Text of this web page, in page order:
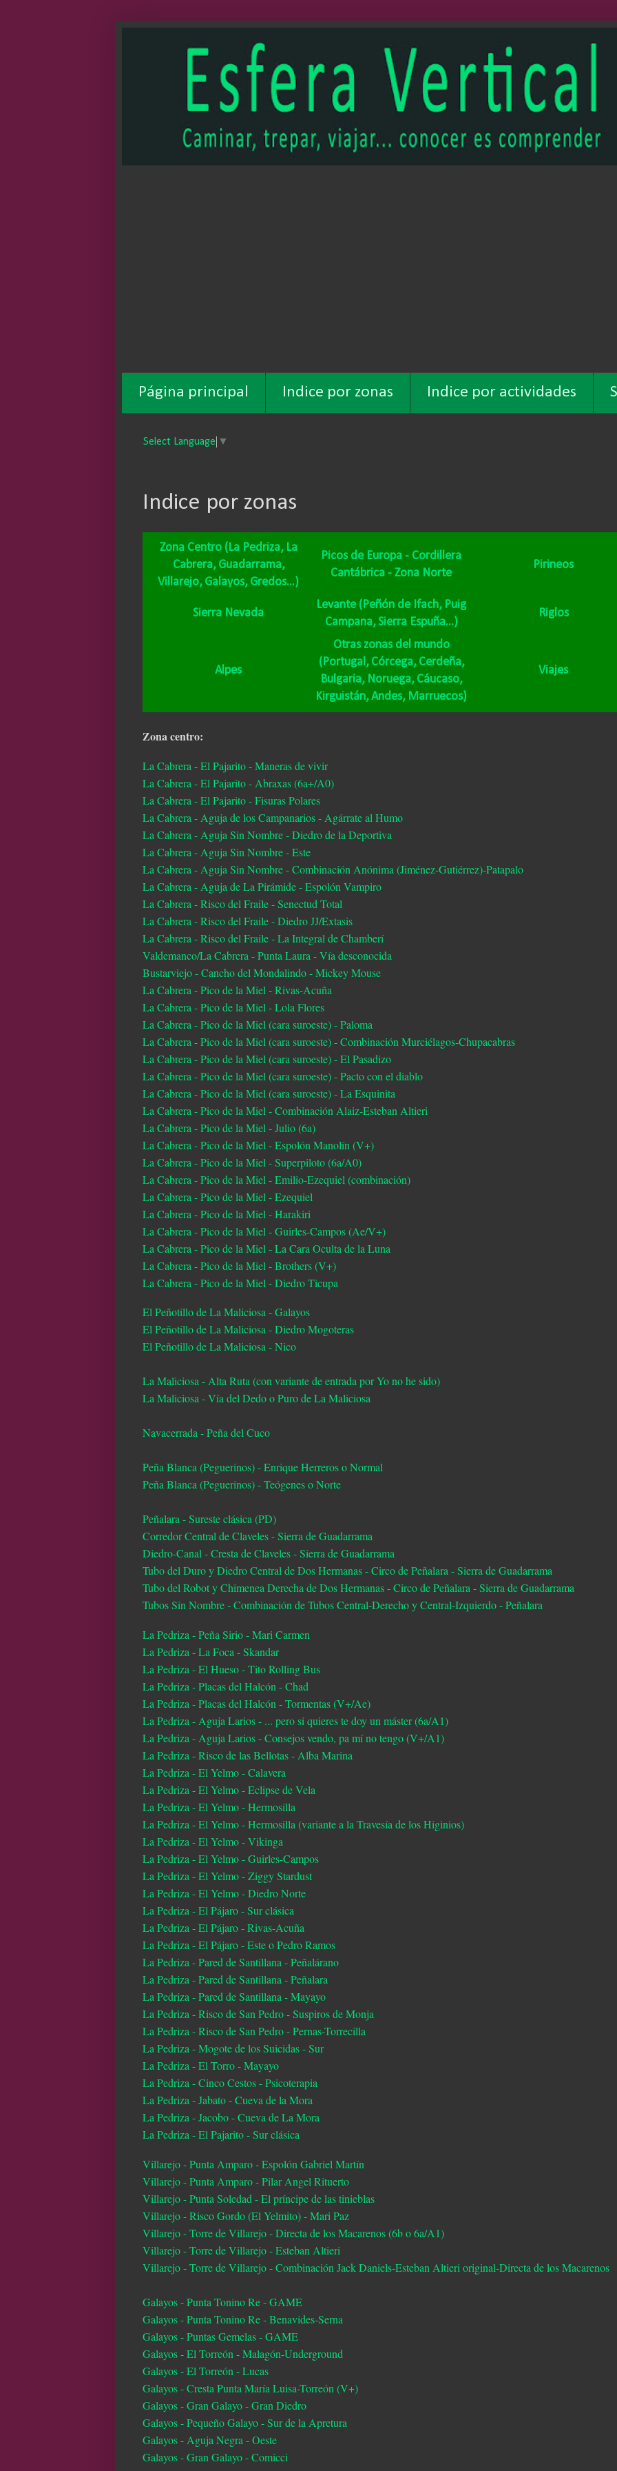
Página principal Indice por zonas Indice por actividades
Select Language ▼
Indice por zonas
Zona Centro (La Pedriza, La
Cabrera, Guadarrama,
Villarejo, Galayos, Gredos...)
Picos de Europa - Cordillera
Cantábrica - Zona Norte
Pirineos
Sierra Nevada
Levante (Peñón de Ifach, Puig
Campana, Sierra Espuña...)
Riglos
Alpes
Otras zonas del mundo
(Portugal, Córcega, Cerdeña,
Bulgaria,Noruega, Cáucaso,
Kirguistán, Andes, Marruecos)
Viajes
Zona centro:
La Cabrera - El Pajarito -Maneras de vivir
La Cabrera - El Pajarito - Abraxas (6a+/A0)
La Cabrera - El Pajarito - Fisuras Polares
La Cabrera - Aguja de los Campanarios - Agárrate al Humo
La Cabrera - Aguja Sin Nombre - Diedro de la Deportiva
La Cabrera - Aguja Sin Nombre - Este
La Cabrera - Aguja Sin Nombre - Combinación Anónima (Jiménez-Gutiérrez)-Patapalo
La Cabrera - Aguja de La Pirámide - Espolón Vampiro
La Cabrera - Risco del Fraile - Senectud Total
La Cabrera - Risco del Fraile - Diedro JJ/Extasis
La Cabrera - Risco del Fraile - La Integral de Chamberí
Valdemanco/La Cabrera - Punta Laura - Vía desconocida
Bustarviejo - Cancho del Mondalindo - Mickey Mouse
La Cabrera - Pico de la Miel - Rivas-Acuña
La Cabrera - Pico de la Miel - Lola Flores
La Cabrera - Pico de la Miel (cara suroeste) - Paloma
La Cabrera - Pico de la Miel (cara suroeste) - Combinación Murciélagos-Chupacabras
La Cabrera - Pico de la Miel (cara suroeste) - El Pasadizo
La Cabrera - Pico de la Miel (cara suroeste) - Pacto con el diablo
La Cabrera - Pico de la Miel (cara suroeste) - La Esquinita
La Cabrera - Pico de la Miel - Combinación Alaiz-Esteban Altieri
La Cabrera - Pico de la Miel - Julio (6a)
La Cabrera - Pico de la Miel - Espolón Manolín (V+)
La Cabrera - Pico de la Miel - Superpiloto (6a/A0)
La Cabrera - Pico de la Miel - Emilio-Ezequiel (combinación)
La Cabrera - Pico de la Miel - Ezequiel
La Cabrera - Pico de la Miel - Harakiri
La Cabrera - Pico de la Miel - Guirles-Campos (Ae/V+)
La Cabrera - Pico de la Miel - La Cara Oculta de la Luna
La Cabrera - Pico de la Miel - Brothers (V+)
La Cabrera - Pico de la Miel - Diedro Ticupa
El Peñotillo de La Maliciosa - Galayos
El Peñotillo de La Maliciosa - Diedro Mogoteras
El Peñotillo de La Maliciosa - Nico
La Maliciosa - Alta Ruta (con variante de entrada por Yo no he sido)
La Maliciosa - Vía del Dedo o Puro de La Maliciosa
Navacerrada - Peña del Cuco
Peña Blanca (Peguerinos) - Enrique Herreros o Normal
Peña Blanca (Peguerinos) - Teógenes o Norte
Peñalara - Sureste clásica (PD)
Corredor Central de Claveles - Sierra de Guadarrama
Diedro-Canal - Cresta de Claveles - Sierra de Guadarrama
Tubo del Duro y Diedro Central de Dos Hermanas - Circo de Peñalara - Sierra de Guadarrama
Tubo del Robot y Chimenea Derecha de Dos Hermanas - Circo de Peñalara - Sierra de Guadarrama
Tubos Sin Nombre - Combinación de Tubos Central-Derecho y Central-Izquierdo - Peñalara
La Pedriza - Peña Sirio - Mari Carmen
La Pedriza - La Foca - Skandar
La Pedriza - El Hueso - Tito Rolling Bus
La Pedriza - Placas del Halcón - Chad
La Pedriza - Placas del Halcón - Tormentas (V+/Ae)
La Pedriza - Aguja Larios - ... pero si quieres te doy un máster (6a/A1)
La Pedriza - Aguja Larios - Consejos vendo, pa mí no tengo (V+/A1)
La Pedriza - Risco de las Bellotas - Alba Marina
La Pedriza - El Yelmo - Calavera
La Pedriza - El Yelmo - Eclipse de Vela
La Pedriza - El Yelmo - Hermosilla
La Pedriza - El Yelmo - Hermosilla (variante a la Travesía de los Higinios)
La Pedriza - El Yelmo - Vikinga
La Pedriza - El Yelmo - Guirles-Campos
La Pedriza - El Yelmo - Ziggy Stardust
La Pedriza - El Yelmo - Diedro Norte
La Pedriza - El Pájaro - Sur clásica
La Pedriza - El Pájaro - Rivas-Acuña
La Pedriza - El Pájaro - Este o Pedro Ramos
La Pedriza - Pared de Santillana - Peñalárano
La Pedriza - Pared de Santillana - Peñalara
La Pedriza - Pared de Santillana - Mayayo
La Pedriza - Risco de San Pedro - Suspiros de Monja
La Pedriza - Risco de San Pedro - Pernas-Torrecilla
La Pedriza - Mogote de los Suicidas - Sur
La Pedriza - El Torro - Mayayo
La Pedriza - Cinco Cestos - Psicoterapia
La Pedriza - Jabato - Cueva de la Mora
La Pedriza - Jacobo - Cueva de La Mora
La Pedriza - El Pajarito - Sur clásica
Villarejo - Punta Amparo - Espolón Gabriel Martín
Villarejo - Punta Amparo - Pilar Angel Rituerto
Villarejo - Punta Soledad - El príncipe de las tinieblas
Villarejo - Risco Gordo (El Yelmito) - Mari Paz
Villarejo - Torre de Villarejo - Directa de los Macarenos (6b o 6a/A1)
Villarejo - Torre de Villarejo - Esteban Altieri
Villarejo - Torre de Villarejo - Combinación Jack Daniels-Esteban Altieri original-Directa de los Macarenos
Galayos - Punta Tonino Re - GAME
Galayos - Punta Tonino Re - Benavides-Serna
Galayos - Puntas Gemelas - GAME
Galayos - El Torreón - Malagón-Underground
Galayos - El Torreón - Lucas
Galayos - Cresta Punta María Luisa-Torreón (V+)
Galayos - Gran Galayo - Gran Diedro
Galayos - Pequeño Galayo - Sur de la Apretura
Galayos - Aguja Negra - Oeste
Galayos - Gran Galayo - Comicci